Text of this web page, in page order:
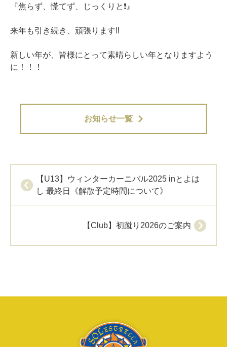
『焦らず、慌てず、じっくりと❗️』
来年も引き続き、頑張ります‼️
新しい年が、皆様にとって素晴らしい年となりますよう
に！！！
お知らせ一覧
【U13】ウィンターカーニバル2025 inとよは
し 最終日《解散予定時間について》
【Club】初蹴り2026のご案内